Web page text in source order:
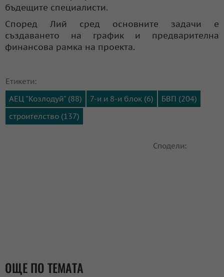
бъдещите специалисти.
Според Лий сред основните задачи е
създаването на график и предварителна
финансова рамка на проекта.
Етикети:
АЕЦ "Козлодуй" (88)
7-и и 8-и блок (6)
БВП (204)
строителство (137)
Сподели:
ОЩЕ ПО ТЕМАТА